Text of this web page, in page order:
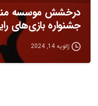
درخشش موسسه
جشنواره بازی‌های
ژانویه 14, 2024